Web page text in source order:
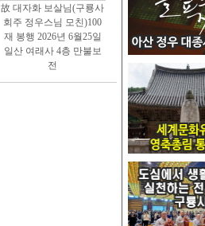
故 대자화 보살님(구룡사
회주 정우스님 모친)100
재 봉행 2026년 6월25일
일산 여래사 4층 만불보
전